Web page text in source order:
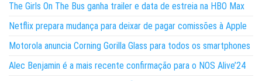
The Girls On The Bus ganha trailer e data de estreia na HBO Max
Netflix prepara mudança para deixar de pagar comissões à Apple
Motorola anuncia Corning Gorilla Glass para todos os smartphones
Alec Benjamin é a mais recente confirmação para o NOS Alive’24